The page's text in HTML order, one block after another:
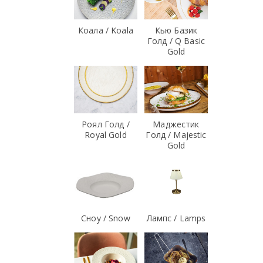
Коала / Koala
Кью Базик
Голд / Q Basic
Gold
Роял Голд /
Royal Gold
Маджестик
Голд / Majestic
Gold
Сноу / Snow Лампс / Lamps